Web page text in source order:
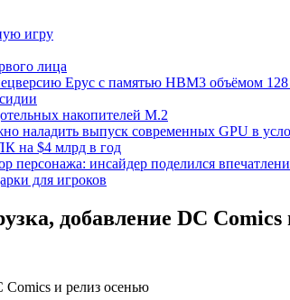
игру
лица
Epyc с памятью HBM3 объёмом 128
накопителей M.2
наладить выпуск современных GPU в
на $4 млрд в год
персонажа: инсайдер поделился
для игроков
добавление DC